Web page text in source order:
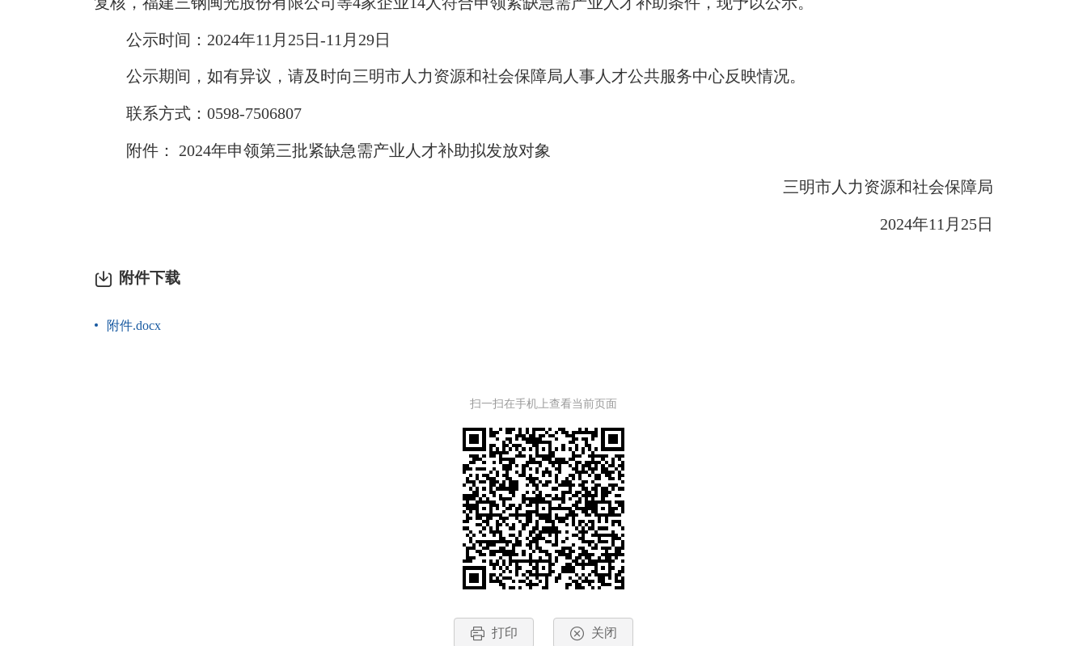
公示时间：2024年11月25日-11月29日
公示期间，如有异议，请及时向三明市人力资源和社会保障局人事人才公共服务中心反映情况。
联系方式：0598-7506807
附件： 2024年申领第三批紧缺急需产业人才补助拟发放对象
三明市人力资源和社会保障局
2024年11月25日
附件下载
附件.docx
扫一扫在手机上查看当前页面
打印 关闭